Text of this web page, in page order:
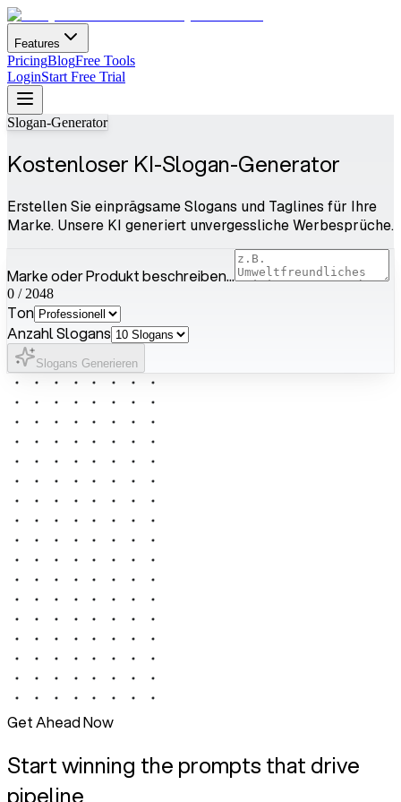
Features
PricingBlogFree Tools
LoginStart Free Trial
Slogan-Generator
Kostenloser KI-Slogan-Generator
Erstellen Sie einprägsame Slogans und Taglines für Ihre
Marke. Unsere KI generiert unvergessliche Werbesprüche.
Marke oder Produkt beschreiben...
0 / 2048
Ton
Anzahl Slogans
Slogans Generieren
Get Ahead Now
Start winning the prompts that drive
pipeline